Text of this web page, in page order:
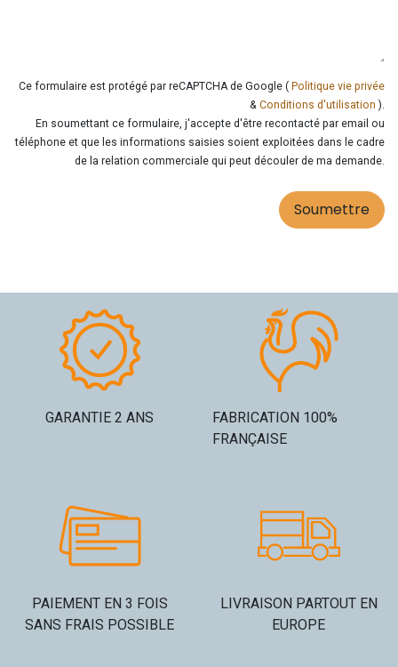
Ce formulaire est protégé par reCAPTCHA de Google ( Politique vie privée
& Conditions d'utilisation ).
En soumettant ce formulaire, j'accepte d'être recontacté par email ou
téléphone et que les informations saisies soient exploitées dans le cadre
de la relation commerciale qui peut découler de ma demande.
Soumettre
GARANTIE 2 ANS
FABRICATION 100%
FRANÇAISE
PAIEMENT EN 3 FOIS
SANS FRAIS POSSIBLE
LIVRAISON PARTOUT EN
EUROPE​